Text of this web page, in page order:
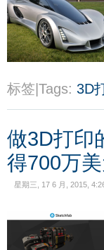
标签|Tags: 3D
做3D打印
得700万
星期三, 17 6 月, 2015,